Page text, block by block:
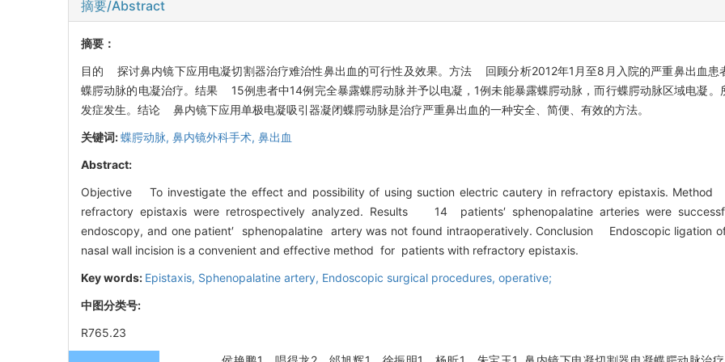
摘要/Abstract
摘要：
目的 探讨鼻内镜下应用电凝切割器治疗难治性鼻出血的可行性及效果。方法 回顾分析2012年1月至8月入院的严重鼻出血患
蝶腭动脉的电凝治疗。结果 15例患者中14例完全暴露蝶腭动脉并予以电凝，1例未能暴露蝶腭动脉，而行蝶腭动脉区域电凝。
发症发生。结论 鼻内镜下应用单极电凝吸引器凝闭蝶腭动脉是治疗严重鼻出血的一种安全、简便、有效的方法。
关键词:蝶腭动脉, 鼻内镜外科手术, 鼻出血
Abstract:
Objective To investigate the effect and possibility of using suction electric cautery in refractory epistaxis.
refractory epistaxis were retrospectively analyzed. Results 14 patients′ sphenopalatine arteries were
endoscopy, and one patient′ sphenopalatine artery was not found intraoperatively. Conclusion Endoscopic ligation
nasal wall incision is a convenient and effective method for patients with refractory epistaxis.
Key words: Epistaxis, Sphenopalatine artery, Endoscopic surgical procedures, operative;
中图分类号:
R765.23